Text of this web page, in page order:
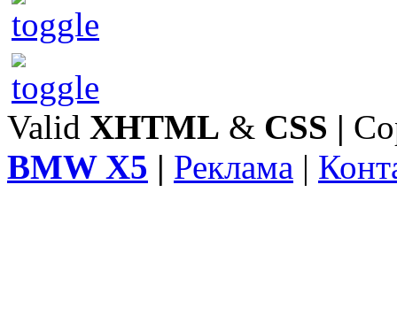
Valid XHTML & CSS |
BMW X5 | Реклама |